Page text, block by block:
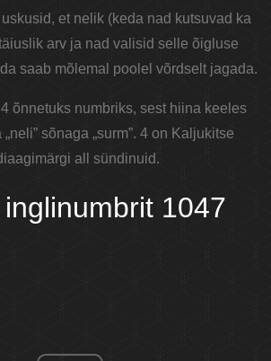
et nelik (keda nad kutsuvad ka
arv ja nad valisid selle õigluse
saab mõlemal poolel võrdselt jagada.
õnnetuks numbriks, sest hiina keeles
sõnaga „surm”. 4 on Kaljukitse
all sündinuid.
1047